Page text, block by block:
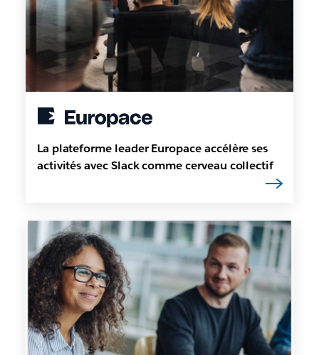
La plateforme leader Europace accélère ses
activités avec Slack comme cerveau collectif